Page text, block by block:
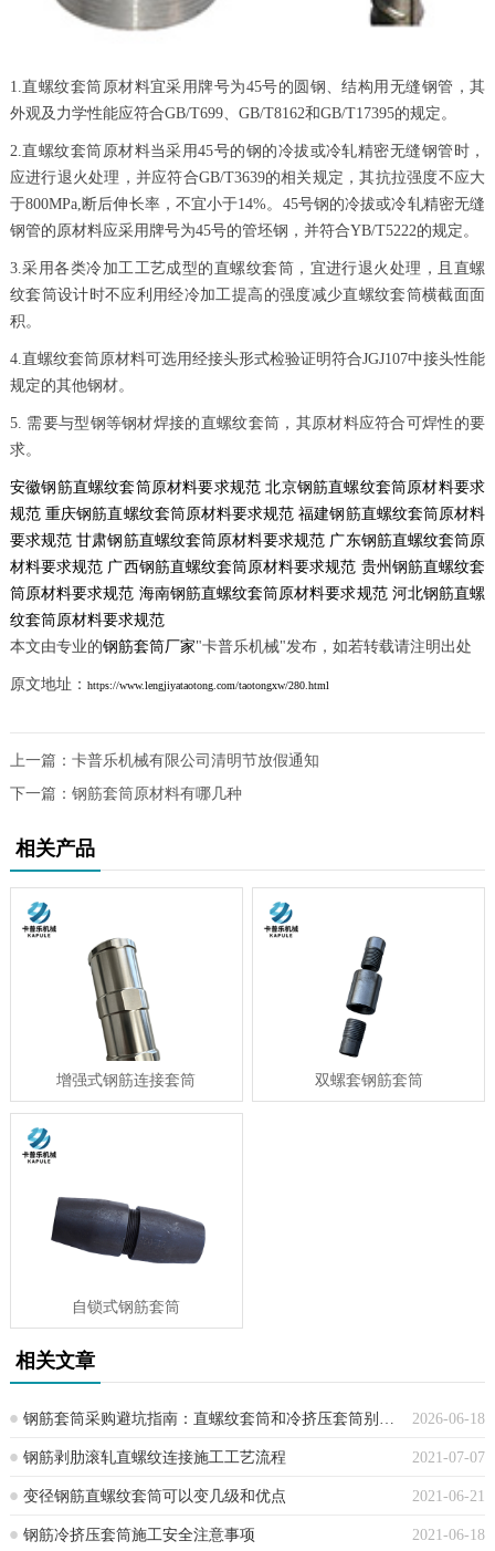
1.直螺纹套筒原材料宜采用牌号为45号的圆钢、结构用无缝钢管，其
外观及力学性能应符合GB/T699、GB/T8162和GB/T17395的规定。
2.直螺纹套筒原材料当采用45号的钢的冷拔或冷轧精密无缝钢管时，
应进行退火处理，并应符合GB/T3639的相关规定，其抗拉强度不应大
于800MPa,断后伸长率，不宜小于14%。45号钢的冷拔或冷轧精密无缝
钢管的原材料应采用牌号为45号的管坯钢，并符合YB/T5222的规定。
3.采用各类冷加工工艺成型的直螺纹套筒，宜进行退火处理，且直螺
纹套筒设计时不应利用经冷加工提高的强度减少直螺纹套筒横截面面
积。
4.直螺纹套筒原材料可选用经接头形式检验证明符合JGJ107中接头性能
规定的其他钢材。
5. 需要与型钢等钢材焊接的直螺纹套筒，其原材料应符合可焊性的要
求。
安徽钢筋直螺纹套筒原材料要求规范 北京钢筋直螺纹套筒原材料要求
规范 重庆钢筋直螺纹套筒原材料要求规范 福建钢筋直螺纹套筒原材料
要求规范 甘肃钢筋直螺纹套筒原材料要求规范 广东钢筋直螺纹套筒原
材料要求规范 广西钢筋直螺纹套筒原材料要求规范 贵州钢筋直螺纹套
筒原材料要求规范 海南钢筋直螺纹套筒原材料要求规范 河北钢筋直螺
纹套筒原材料要求规范
本文由专业的钢筋套筒厂家"卡普乐机械"发布，如若转载请注明出处
原文地址： https://www.lengjiyataotong.com/taotongxw/280.html
上一篇： 卡普乐机械有限公司清明节放假通知
下一篇： 钢筋套筒原材料有哪几种
相关产品
增强式钢筋连接套筒 双螺套钢筋套筒
自锁式钢筋套筒
相关文章
2026-06-18
2021-07-07
钢筋剥肋滚轧直螺纹连接施工工艺流程
2021-06-21
变径钢筋直螺纹套筒可以变几级和优点
2021-06-18
钢筋冷挤压套筒施工安全注意事项